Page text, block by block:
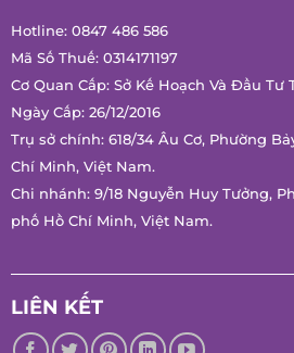
Hotline: 0847 486 586
Mã Số Thuế: 0314171197
Cơ Quan Cấp: Sở Kế Hoạch Và Đầu Tư
Minh.
Ngày Cấp: 26/12/2016
Trụ sở chính: 618/34 Âu Cơ, Phường
Chí Minh, Việt Nam.
Chi nhánh: 9/18 Nguyễn Huy Tưởng,
LIÊN KẾT